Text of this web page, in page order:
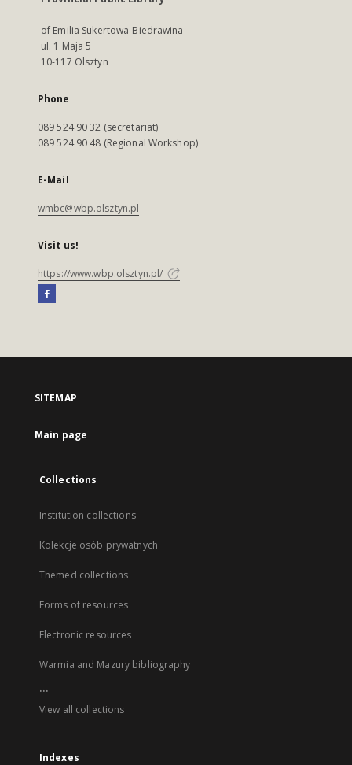
of Emilia Sukertowa-Biedrawina
ul. 1 Maja 5
10-117 Olsztyn
Phone
089 524 90 32 (secretariat)
089 524 90 48 (Regional Workshop)
E-Mail
wmbc@wbp.olsztyn.pl
Visit us!
https://www.wbp.olsztyn.pl/
SITEMAP
Main page
Collections
Institution collections
Kolekcje osób prywatnych
Themed collections
Forms of resources
Electronic resources
Warmia and Mazury bibliography
...
View all collections
Indexes